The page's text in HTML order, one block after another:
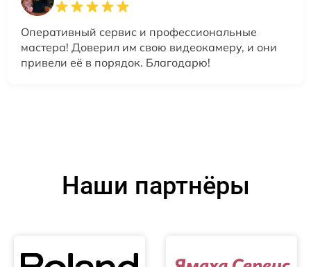
Оперативный сервис и профессиональные
мастера! Доверил им свою видеокамеру, и они
привели её в порядок. Благодарю!
Наши партнёры